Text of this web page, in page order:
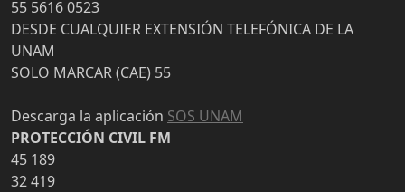
55 5616 0523
DESDE CUALQUIER EXTENSIÓN TELEFÓNICA DE LA
UNAM
SOLO MARCAR (CAE) 55
Descarga la aplicación SOS UNAM
PROTECCIÓN CIVIL FM
45 189
32 419